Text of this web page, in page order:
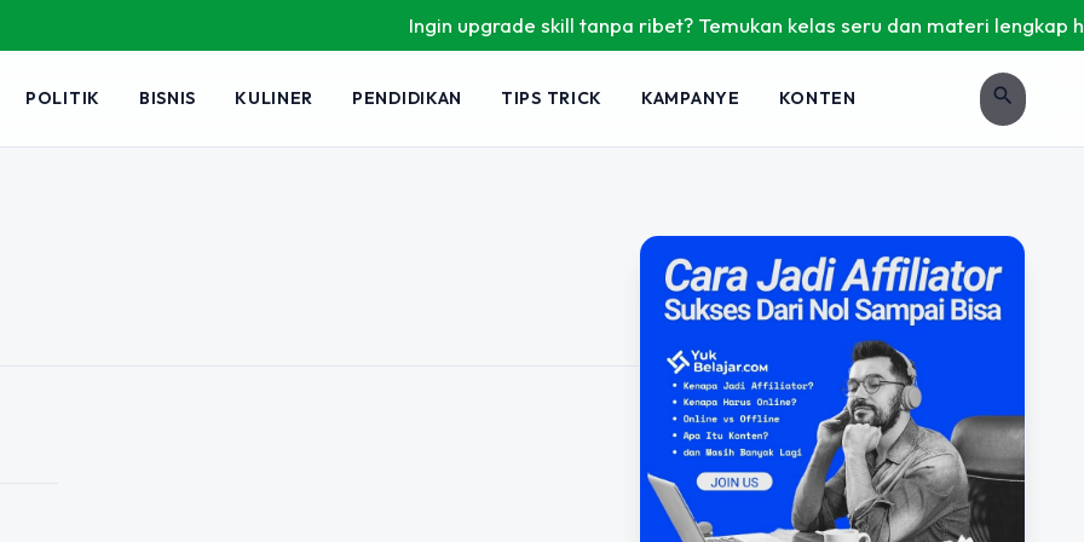
Ingin upgrade skill tanpa ribet? Temukan kelas seru dan materi lengkap
POLITIK BISNIS KULINER PENDIDIKAN TIPS TRICK KAMPANYE KONTEN search
Solusi
di Era Modern
pesat, terutama pada segmen